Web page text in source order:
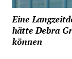
Eine
hätte Debra
können